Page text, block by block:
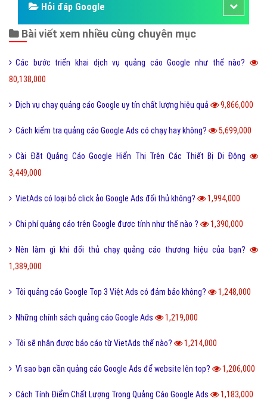
Hỏi đáp Google
Bài viết xem nhiều cùng chuyên mục
Các bước triển khai dịch vụ quảng cáo Google như thế nào?
80,138,000
Dịch vụ chạy quảng cáo Google uy tín chất lượng hiệu quả 9,866,000
Cách kiểm tra quảng cáo Google Ads có chạy hay không? 5,699,000
Cài Đặt Quảng Cáo Google Hiển Thị Trên Các Thiết Bị Di Động
3,449,000
VietAds có loại bỏ click ảo Google Ads đối thủ không? 1,994,000
Chi phí quảng cáo trên Google được tính như thế nào ? 1,390,000
Nên làm gì khi đối thủ chạy quảng cáo thương hiệu của bạn?
1,389,000
Tôi quảng cáo Google Top 3 Việt Ads có đảm bảo không? 1,248,000
Những chính sách quảng cáo Google Ads 1,219,000
Tôi sẽ nhận được báo cáo từ VietAds thế nào? 1,214,000
Vì sao bạn cần quảng cáo Google Ads để website lên top? 1,206,000
Cách Tính Điểm Chất Lượng Trong Quảng Cáo Google Ads 1,183,000